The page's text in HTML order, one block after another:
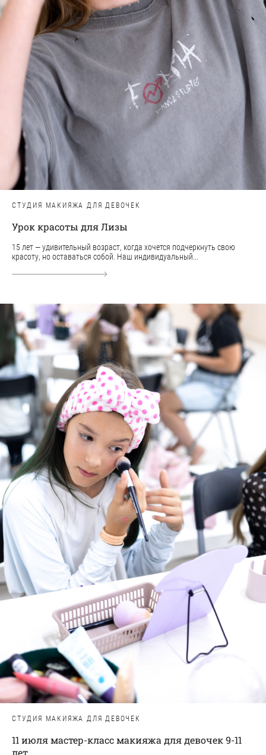
СТУДИЯ МАКИЯЖА ДЛЯ ДЕВОЧЕК
Урок красоты для Лизы
15 лет — удивительный возраст, когда хочется подчеркнуть свою
красоту, но оставаться собой. Наш индивидуальный...
СТУДИЯ МАКИЯЖА ДЛЯ ДЕВОЧЕК
11 июля мастер-класс макияжа для девочек 9-11